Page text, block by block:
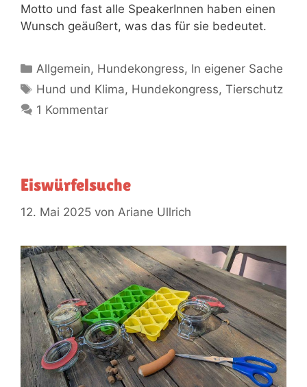
Motto und fast alle SpeakerInnen haben einen
Wunsch geäußert, was das für sie bedeutet.
Allgemein, Hundekongress, In eigener Sache
Hund und Klima, Hundekongress,Tierschutz
1 Kommentar
Eiswürfelsuche
12. Mai 2025 von Ariane Ullrich